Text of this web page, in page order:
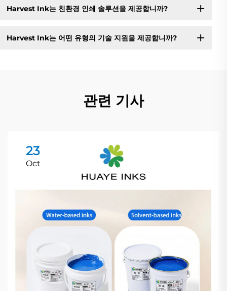
Harvest Ink는 친환경 인쇄 솔루션을 제공합니까?
Harvest Ink는 어떤 유형의 기술 지원을 제공합니까?
관련 기사
23
Oct